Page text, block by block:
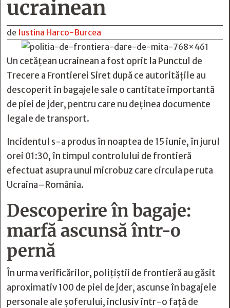
ucrainean
de Iustina Harco-Burcea
Un cetățean ucrainean a fost oprit la Punctul de
Trecere a Frontierei Siret după ce autoritățile au
descoperit în bagajele sale o cantitate importantă
de piei de jder, pentru care nu deținea documente
legale de transport.
Incidentul s-a produs în noaptea de 15 iunie, în jurul
orei 01:30, în timpul controlului de frontieră
efectuat asupra unui microbuz care circula pe ruta
Ucraina–România.
Descoperire în bagaje:
marfă ascunsă într-o
pernă
În urma verificărilor, polițiștii de frontieră au găsit
aproximativ 100 de piei de jder, ascunse în bagajele
personale ale șoferului, inclusiv într-o față de